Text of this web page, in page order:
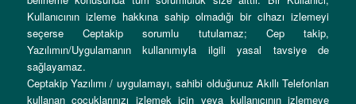
Kullanıcının izleme hakkına sahip olmadığı bir cihazı izlemeyi
seçerse Ceptakip sorumlu tutulamaz; Cep takip,
Yazılımın/Uygulamanın kullanımıyla ilgili yasal tavsiye de
sağlayamaz.
Ceptakip Yazılımı / uygulamayı, sahibi olduğunuz Akıllı Telefonları
kullanan çocuklarınızı izlemek için veya kullanıcının izlemeye